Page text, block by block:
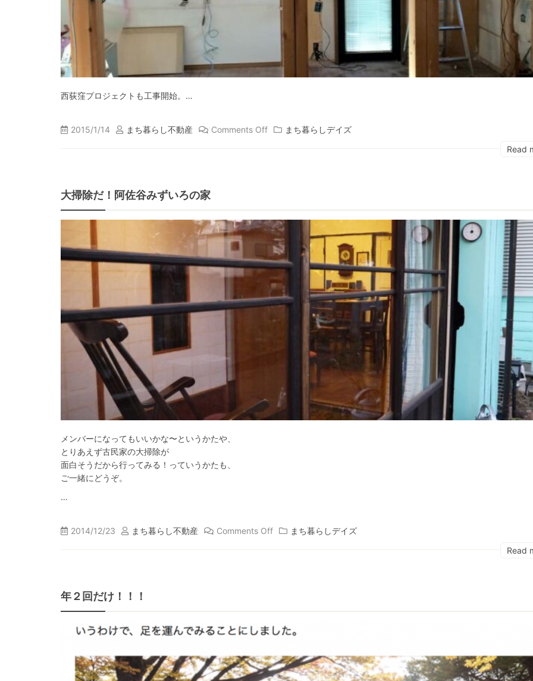
西荻窪プロジェクトも工事開始。…
2015/1/14 まち暮らし不動産 Comments Off
まち暮らしデイズ
Read
大掃除だ！阿佐谷みずいろの家
メンバーになってもいいかな〜というかたや、
とりあえず古民家の大掃除が
面白そうだから行ってみる！っていうかたも、
ご一緒にどうぞ。
…
2014/12/23 まち暮らし不動産 Comments Off
まち暮らしデイズ
Read
年２回だけ！！！